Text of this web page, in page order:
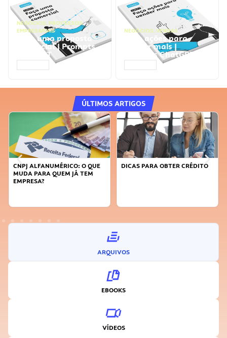
NEGÓCIOS, PROCESSOS
EMPRESARIAIS
Faça uma proposta
comercial | Prompts
ChatGPT
NEGÓCIOS, VENDAS
Faça ações para
vender mais |
Prompts ChatGPT
ÚLTIMOS ARTIGOS
DICAS PARA OBTER CRÉDITO
FAÇA A DIFERENÇA: SEJA
ARQUIVOS
EBOOKS
VÍDEOS